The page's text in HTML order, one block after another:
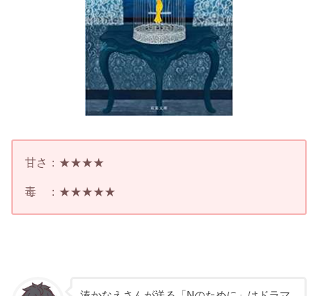
甘さ：★★★★
毒 ：★★★★★